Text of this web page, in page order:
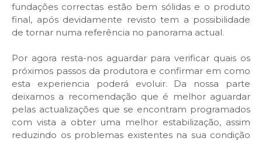
fundações correctas estão bem sólidas e o produto
final, após devidamente revisto tem a possibilidade
de tornar numa referência no panorama actual.
Por agora resta-nos aguardar para verificar quais os
próximos passos da produtora e confirmar em como
esta experiencia poderá evoluir. Da nossa parte
deixamos a recomendação que é melhor aguardar
pelas actualizações que se encontram programados
com vista a obter uma melhor estabilização, assim
reduzindo os problemas existentes na sua condição